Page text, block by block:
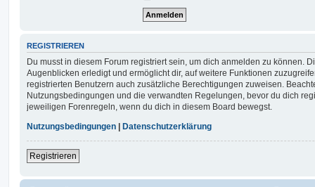
REGISTRIEREN
Du musst in diesem Forum registriert sein, um dich anmelden zu können.
Augenblicken erledigt und ermöglicht dir, auf weitere Funktionen
registrierten Benutzern auch zusätzliche Berechtigungen zuweisen.
Nutzungsbedingungen und die verwandten Regelungen, bevor du dich
jeweiligen Forenregeln, wenn du dich in diesem Board bewegst.
Nutzungsbedingungen
Datenschutzerklärung
Registrieren